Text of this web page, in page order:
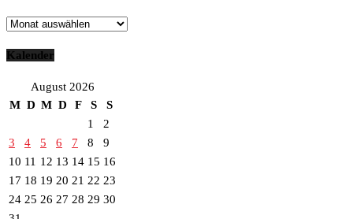
Archiv
Kalender
August 2026
M D M D F S
S
1
2
3
4 5 6 7 8
9
10 11 12 13 14 15 16
17 18 19 20 21 22 23
24 25 26 27 28 29 30